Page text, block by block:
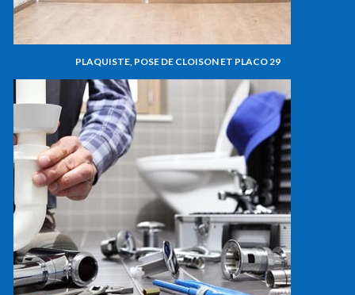
PLAQUISTE, POSE DE CLOISON ET PLACO 29